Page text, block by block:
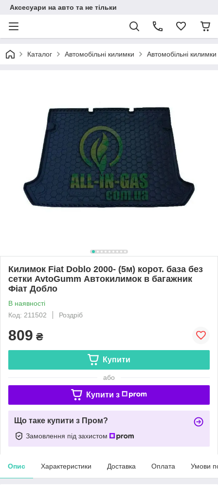
Аксесуари на авто та не тільки
Каталог Автомобільні килимки Автомобільні
Килимок Fiat Doblo 2000- (5м) корот. база без
сетки AvtoGumm Автокилимок в багажник
Фіат Добло
В наявності
Код: 211502
Роздріб
809 ₴
Купити
або
Купити з
Що таке купити з Пром?
Замовлення під захистом
Опис Характеристики Доставка Оплата Умови